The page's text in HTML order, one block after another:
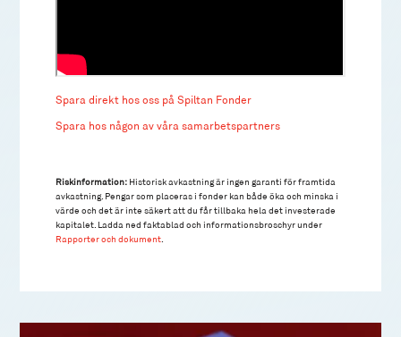
Spara direkt hos oss på Spiltan Fonder
Spara hos någon av våra samarbetspartners
Riskinformation: Historisk avkastning är ingen garanti för framtida
avkastning. Pengar som placeras i fonder kan både öka och minska i
värde och det är inte säkert att du får tillbaka hela det investerade
kapitalet. Ladda ned faktablad och informationsbroschyr under
Rapporter och dokument.